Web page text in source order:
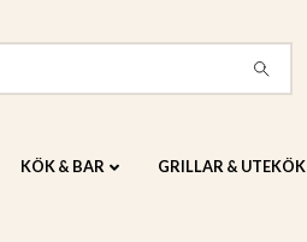
KÖK & BAR GRILLAR & UTEKÖK